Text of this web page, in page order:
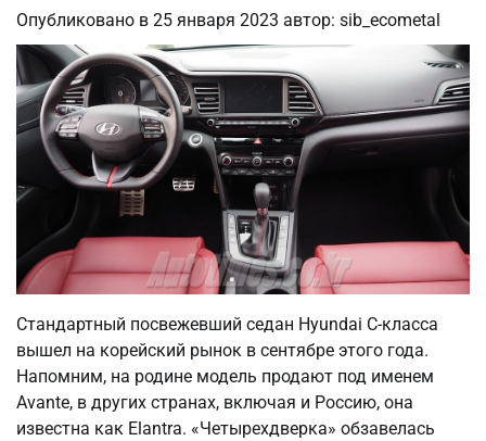
Опубликовано в 25 января 2023 автор: sib_ecometal
Стандартный посвежевший седан Hyundai С-класса
вышел на корейский рынок в сентябре этого года.
Напомним, на родине модель продают под именем
Avante, в других странах, включая и Россию, она
известна как Elantra. «Четырехдверка» обзавелась